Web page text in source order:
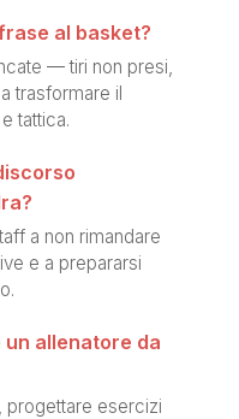
al basket?
— tiri non presi,
trasformare il
tattica.
a non rimandare
e a prepararsi
allenatore da
progettare esercizi